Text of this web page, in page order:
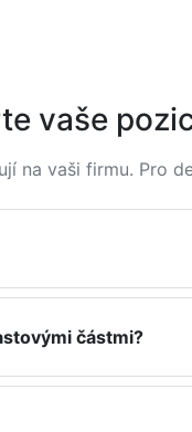
vaše
na vaši firmu. Pro
částmi?